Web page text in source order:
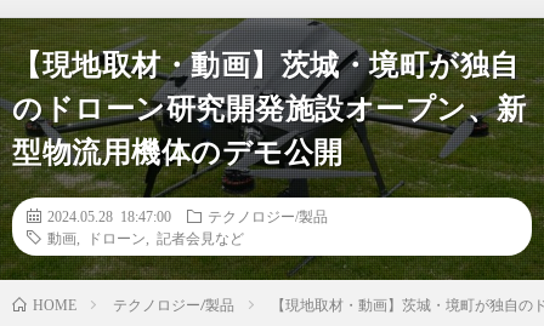
【現地取材・動画】茨城・境町が独自
のドローン研究開発施設オープン、新
型物流用機体のデモ公開
2024.05.28 18:47:00
テクノロジー/製品
動画
ドローン 記者会見など
HOME テクノロジー/製品 【現地取材・動画】茨城・境町が独自